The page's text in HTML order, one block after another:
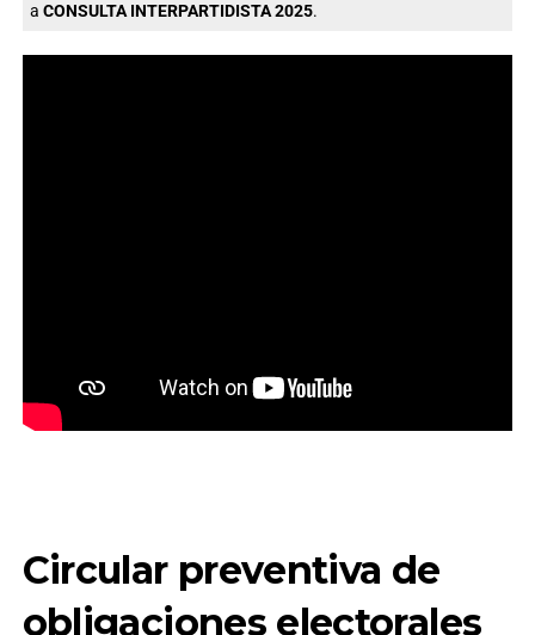
a CONSULTA INTERPARTIDISTA 2025.
Circular preventiva de
obligaciones electorales